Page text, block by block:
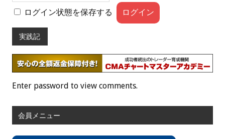
ログイン状態を保存する
実践記
Enter password to view comments.
会員メニュー